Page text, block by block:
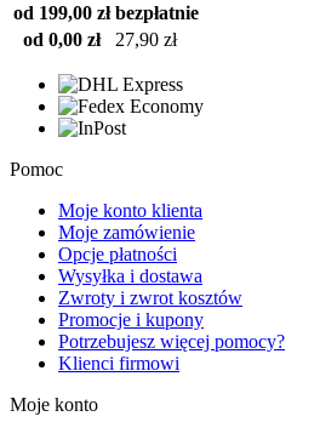
od 199,00 zł bezpłatnie
od 0,00 zł
27,90 zł
Pomoc
Moje konto klienta
Moje zamówienie
Opcje płatności
Wysyłka i dostawa
Zwroty i zwrot kosztów
Promocje i kupony
Potrzebujesz więcej pomocy?
Klienci firmowi
Moje konto